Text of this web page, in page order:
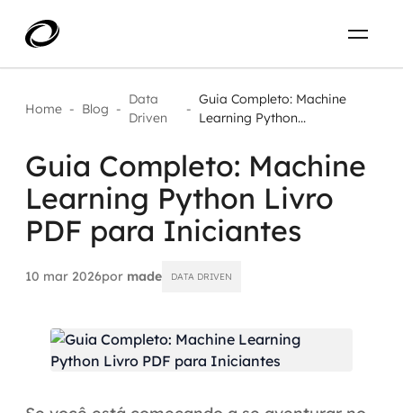
Aplicar IA com impacto real
AI / Machine Learning
IA Generativa
Aceleradores de IA
Automação inteligente
Projetos
Home - Blog -
Data
Driven
-
Guia Completo: Machine
Learning Python...
Guia Completo: Machine
Learning Python Livro
PDF para Iniciantes
10 mar 2026por made DATA DRIVEN